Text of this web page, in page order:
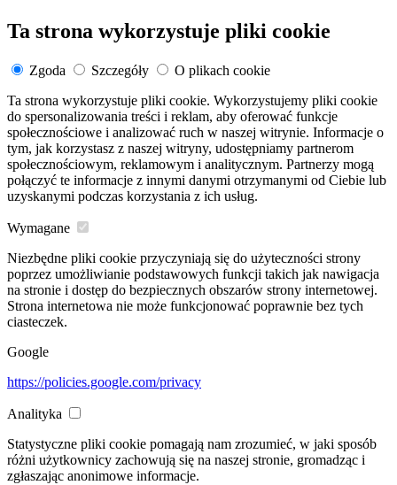
Ta strona wykorzystuje pliki cookie
Zgoda Szczegóły
O plikach cookie
Ta strona wykorzystuje pliki cookie. Wykorzystujemy pliki cookie
do spersonalizowania treści i reklam, aby oferować funkcje
społecznościowe i analizować ruch w naszej witrynie. Informacje o
tym, jak korzystasz z naszej witryny, udostępniamy partnerom
społecznościowym, reklamowym i analitycznym. Partnerzy mogą
połączyć te informacje z innymi danymi otrzymanymi od Ciebie lub
uzyskanymi podczas korzystania z ich usług.
Wymagane
Niezbędne pliki cookie przyczyniają się do użyteczności strony
poprzez umożliwianie podstawowych funkcji takich jak nawigacja
na stronie i dostęp do bezpiecznych obszarów strony internetowej.
Strona internetowa nie może funkcjonować poprawnie bez tych
ciasteczek.
Google
https://policies.google.com/privacy
Analityka
Statystyczne pliki cookie pomagają nam zrozumieć, w jaki sposób
różni użytkownicy zachowują się na naszej stronie, gromadząc i
zgłaszając anonimowe informacje.